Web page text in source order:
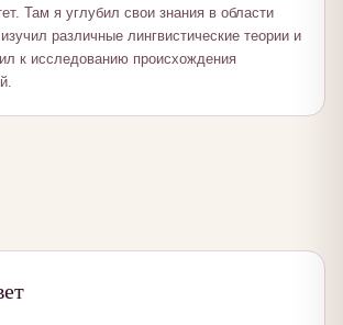
Там я углубил свои знания в области
различные лингвистические теории и
к исследованию происхождения